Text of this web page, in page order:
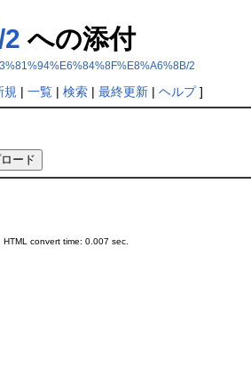
への添付
2
規 | 一覧| 検索| 最終更新| ヘルプ]
convert time: 0.007 sec.